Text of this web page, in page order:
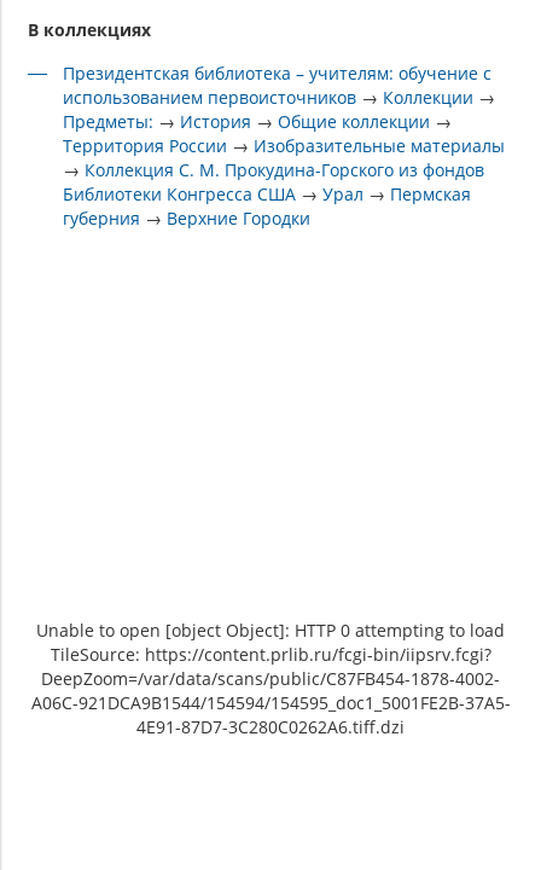
В коллекциях
Президентская библиотека – учителям: обучение с
использованием первоисточников → Коллекции →
Предметы: → История →Общие коллекции →
Территория России → Изобразительные материалы
→ Коллекция С. М. Прокудина-Горского из фондов
Библиотеки Конгресса США →Урал → Пермская
губерния → Верхние Городки
Unable to open [object Object]: HTTP 0 attempting to load
TileSource: https://content.prlib.ru/fcgi-bin/iipsrv.fcgi?
DeepZoom=/var/data/scans/public/C87FB454-1878-4002-
A06C-921DCA9B1544/154594/154595_doc1_5001FE2B-37A5-
4E91-87D7-3C280C0262A6.tiff.dzi